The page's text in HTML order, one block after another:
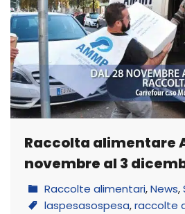
Raccolta alimentare
novembre al 3
Raccolte alimentari,News,
laspesasospesa,raccolte